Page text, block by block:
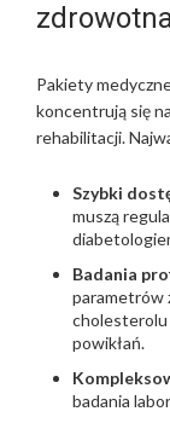
Pakiety
koncentrują się
rehabilitacji.
Szybki
muszą
Badania
parametrów
cholesterolu
powikłań.
badania